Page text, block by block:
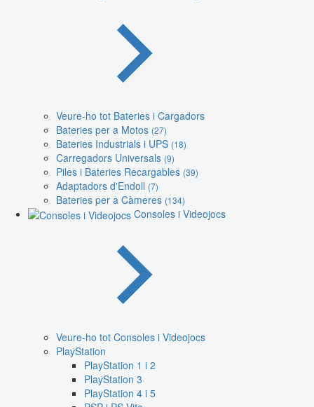
Veure-ho tot Bateries i Cargadors
Bateries per a Motos (27)
Bateries Industrials i UPS (18)
Carregadors Universals (9)
Piles i Bateries Recargables (39)
Adaptadors d'Endoll (7)
Bateries per a Càmeres (134)
Consoles i Videojocs
Veure-ho tot Consoles i Videojocs
PlayStation
PlayStation 1 i 2
PlayStation 3
PlayStation 4 i 5